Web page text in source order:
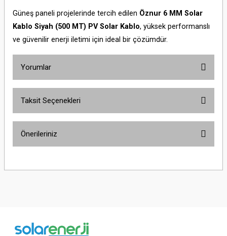
Güneş paneli projelerinde tercih edilen Öznur 6 MM Solar
Kablo Siyah (500 MT) PV Solar Kablo, yüksek performanslı
ve güvenilir enerji iletimi için ideal bir çözümdür.
Yorumlar
Taksit Seçenekleri
Önerileriniz
yetersiz gördüğünüz noktaları öneri formunu kullanarak tarafımıza
Ürün açıklamasında eksik bilgiler bulunuyor.